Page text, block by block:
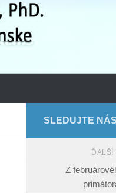
SLEDUJTE
ĎALŠÍ
Z